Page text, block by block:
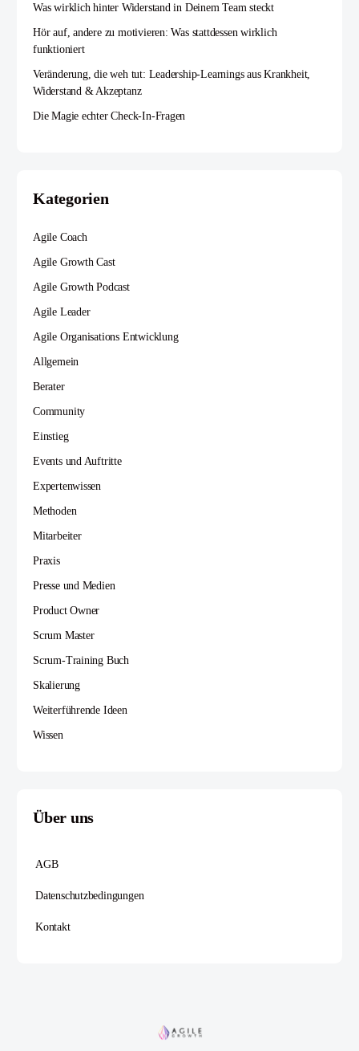
Was wirklich hinter Widerstand in Deinem Team steckt
Hör auf, andere zu motivieren: Was stattdessen wirklich
funktioniert
Veränderung, die weh tut: Leadership-Learnings aus Krankheit,
Widerstand & Akzeptanz
Die Magie echter Check-In-Fragen
Kategorien
Agile Coach
Agile Growth Cast
Agile Growth Podcast
Agile Leader
Agile Organisations Entwicklung
Allgemein
Berater
Community
Einstieg
Events und Auftritte
Expertenwissen
Methoden
Mitarbeiter
Praxis
Presse und Medien
Product Owner
Scrum Master
Scrum-Training Buch
Skalierung
Weiterführende Ideen
Wissen
Über uns
AGB
Datenschutzbedingungen
Kontakt